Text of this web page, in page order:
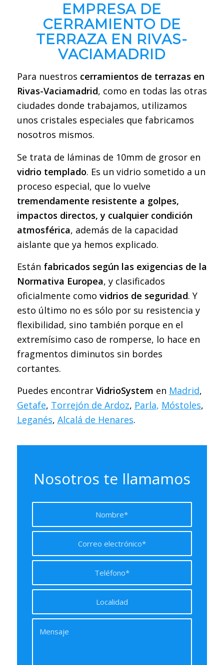
EMPRESA DE
CERRAMIENTO DE
TERRAZA EN RIVAS-
VACIAMADRID
Para nuestros cerramientos de terrazas en
Rivas-Vaciamadrid, como en todas las otras
ciudades donde trabajamos, utilizamos
unos cristales especiales que fabricamos
nosotros mismos.
Se trata de láminas de 10mm de grosor en
vidrio templado. Es un vidrio sometido a un
proceso especial, que lo vuelve
tremendamente resistente a golpes,
impactos directos, y cualquier condición
atmosférica, además de la capacidad
aislante que ya hemos explicado.
Están fabricados según las exigencias de la
Normativa Europea, y clasificados
oficialmente como vidrios de seguridad. Y
esto último no es sólo por su resistencia y
flexibilidad, sino también porque en el
extremísimo caso de romperse, lo hace en
fragmentos diminutos sin bordes
cortantes.
Puedes encontrar VidrioSystem en Madrid,
Getafe, Torrejón de Ardoz, Parla, Móstoles,
Leganés, Alcalá de Henares.
Nosotros te llamamos